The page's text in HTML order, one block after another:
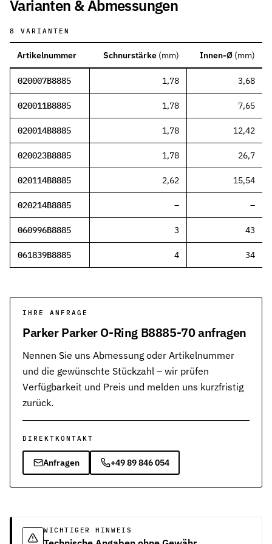
Werkstoffe
Werkstoffe in der Dichtungstechnik – Grundlagen, Eigenschaften
Normen & Zertifizierungen
ISO, DIN und EN-Normen in der Dichtungstechnik – Übersicht
Richtlinien & Zulassungen
REACH, RoHS, PFAS, FDA, LkSG und weitere Richtlinien für
Varianten & Abmessungen
8 VARIANTEN
Artikelnummer Schnurstärke (mm) Innen-Ø (mm)
020007B8885 1,78 3,68
020011B8885 1,78 7,65
020014B8885 1,78 12,42
020023B8885 1,78 26,7
020114B8885 2,62 15,54
020214B8885 – –
060996B8885 3 43
061839B8885 4 34
IHRE ANFRAGE
Parker Parker O-Ring B8885-70 anfragen
Nennen Sie uns Abmessung oder Artikelnummer
und die gewünschte Stückzahl – wir prüfen
Verfügbarkeit und Preis und melden uns kurzfristig
zurück.
DIREKTKONTAKT
Anfragen +49 89 846 054
WICHTIGER HINWEIS